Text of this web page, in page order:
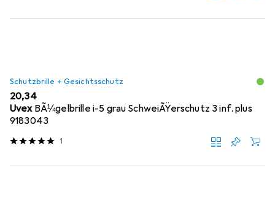
Schutzbrille + Gesichtsschutz
EUR
20,34
Uvex BÃ¼gelbrille i-5 grau SchweiÃŸerschutz 3 inf. plus
9183043
1